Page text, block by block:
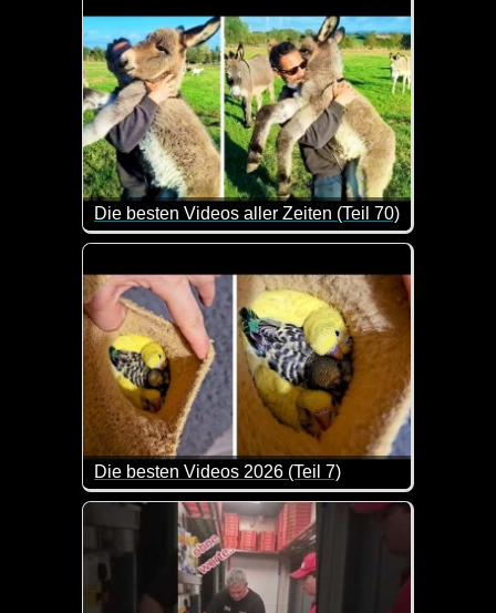
Die besten Videos aller Zeiten (Teil 70)
Hier kannst du dich ganz entspannt mit ein paar
Die besten Videos 2026 (Teil 7)
Eine tolle Zusammenstellung von lustigen